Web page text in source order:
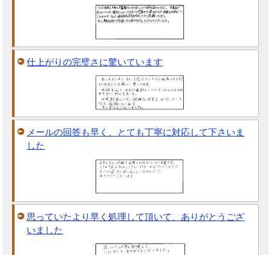
仕上がりの完璧さに驚いています
メールの回答も早く、とても丁寧に対応して下さいま
した
思っていたより早く処理して頂いて、ありがとうござ
いました